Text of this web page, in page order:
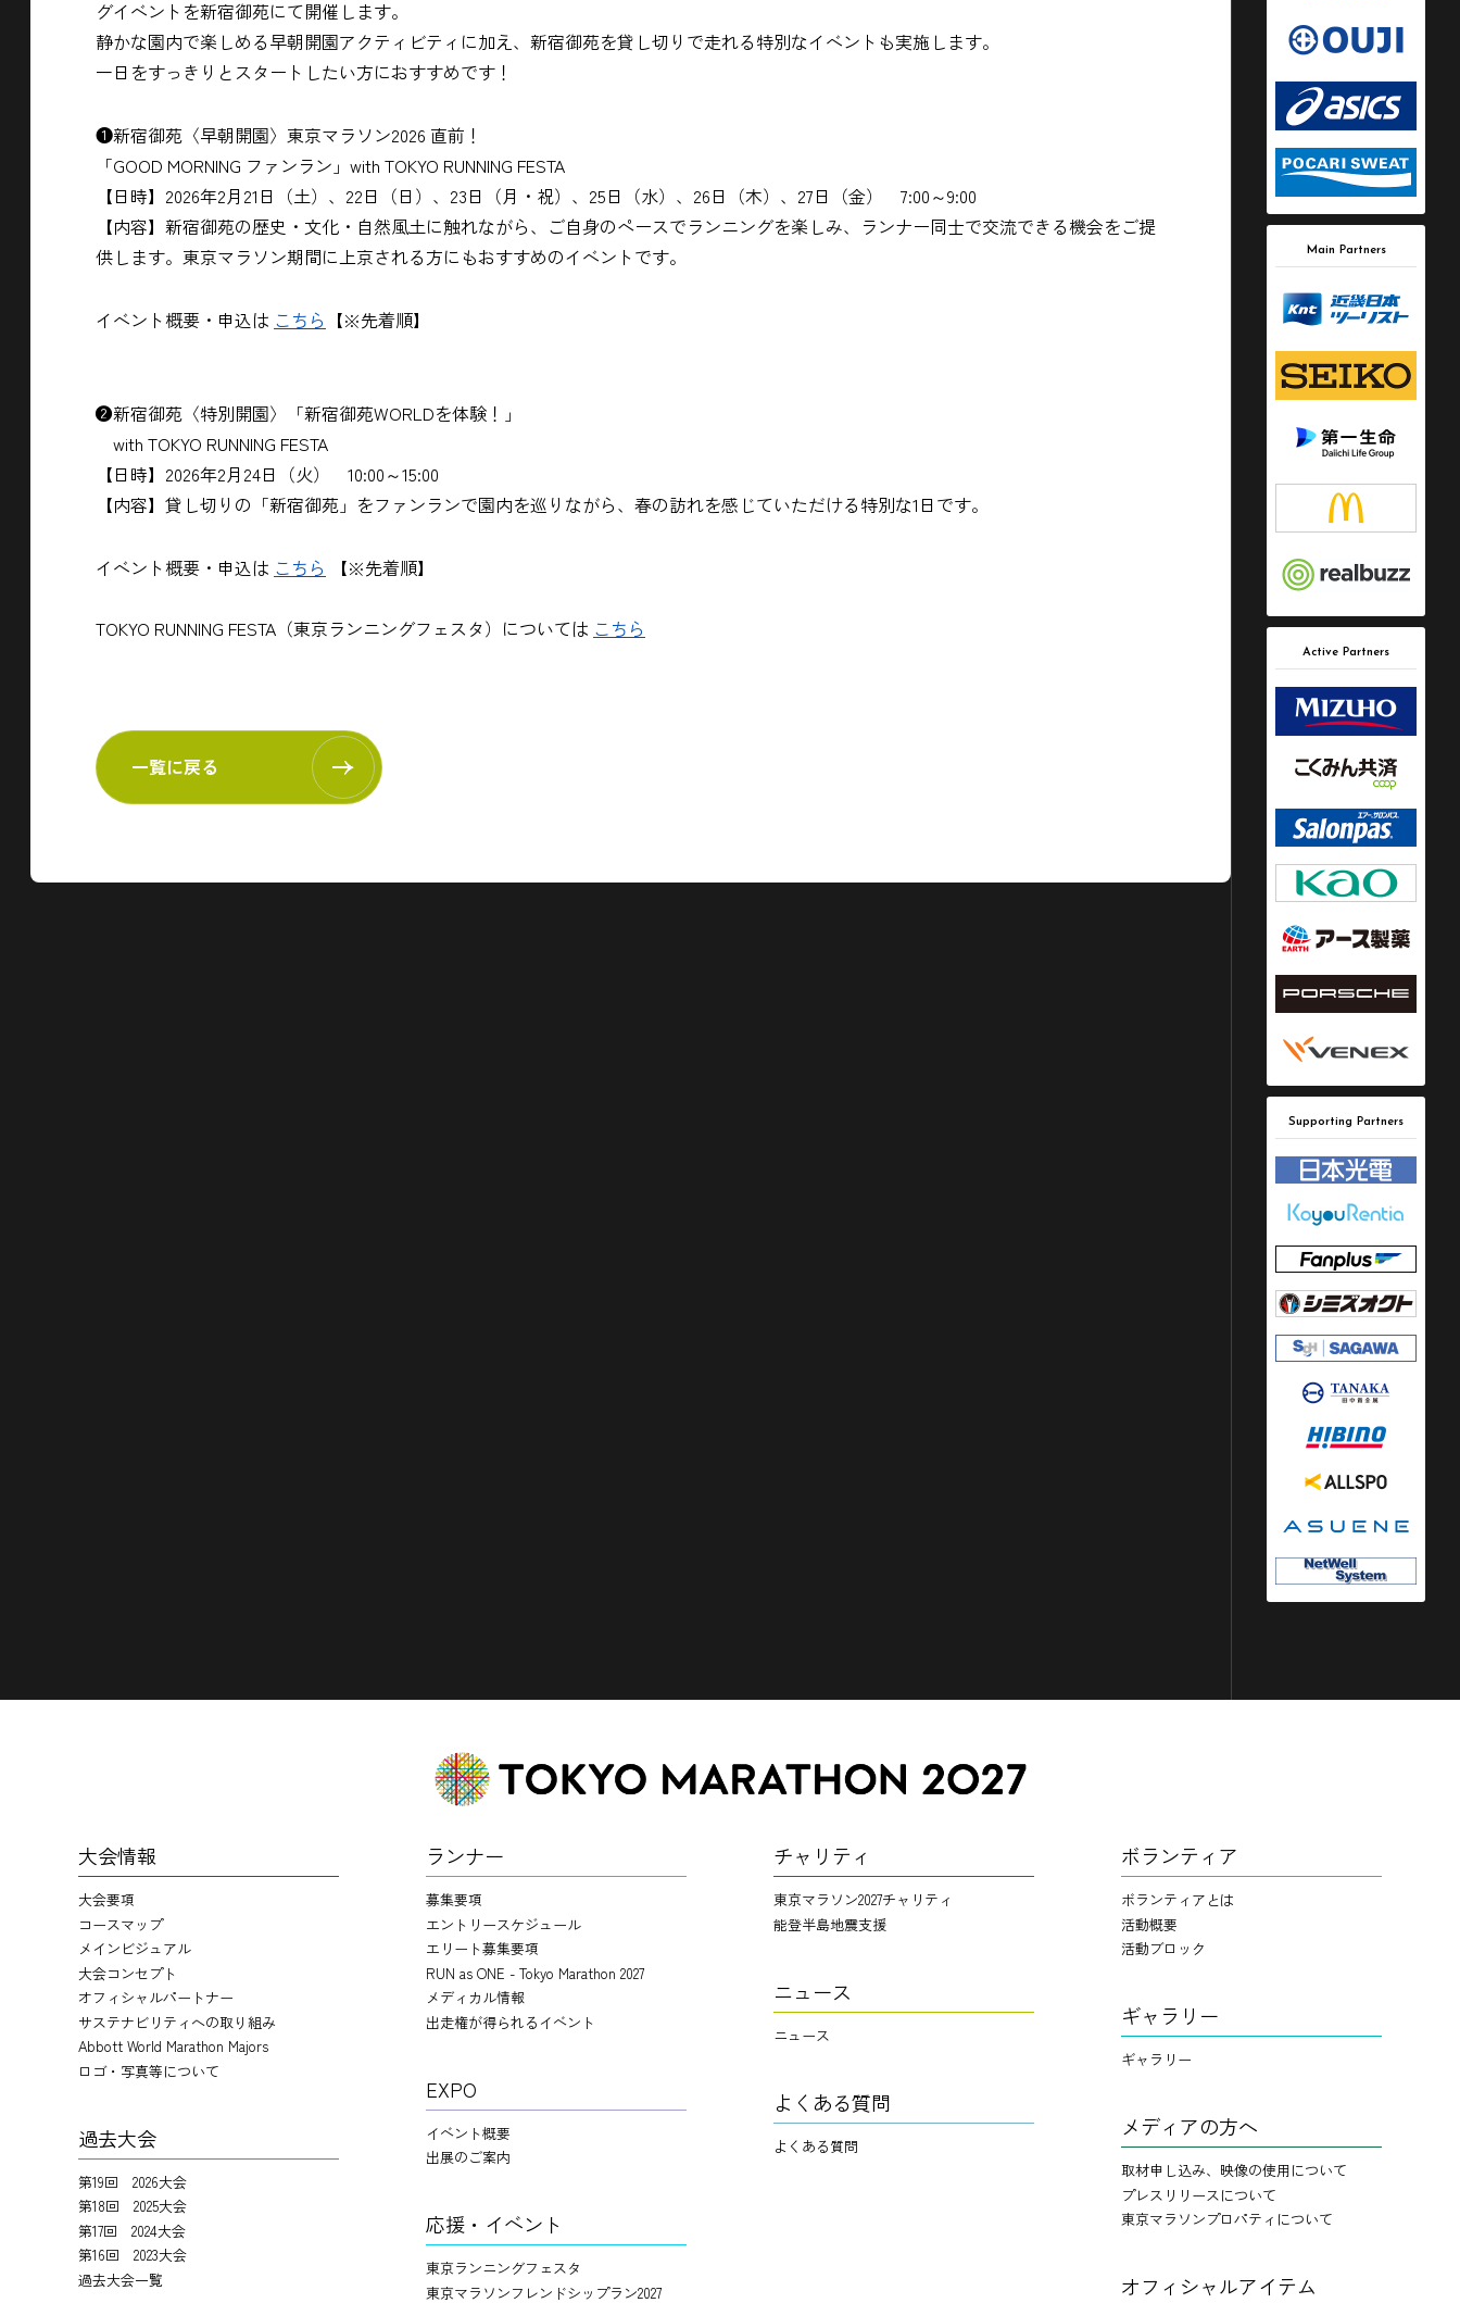
グイベントを新宿御苑にて開催します。
静かな園内で楽しめる早朝開園アクティビティに加え、新宿御苑を貸し切りで走れる特別なイベントも実施します。
一日をすっきりとスタートしたい方におすすめです！
❶新宿御苑〈早朝開園〉東京マラソン2026 直前！
「GOOD MORNING ファンラン」with TOKYO RUNNING FESTA
【日時】2026年2月21日（土）、22日（日）、23日（月・祝）、25日（水）、26日（木）、27日（金） 7:00～9:00
【内容】新宿御苑の歴史・文化・自然風土に触れながら、ご自身のペースでランニングを楽しみ、ランナー同士で交流できる機会をご提
供します。東京マラソン期間に上京される方にもおすすめのイベントです。
イベント概要・申込は こちら 【※先着順】
❷新宿御苑〈特別開園〉「新宿御苑WORLDを体験！」
with TOKYO RUNNING FESTA
【日時】2026年2月24日（火） 10:00～15:00
【内容】貸し切りの「新宿御苑」をファンランで園内を巡りながら、春の訪れを感じていただける特別な1日です。
イベント概要・申込は こちら 【※先着順】
TOKYO RUNNING FESTA（東京ランニングフェスタ）については こちら
一覧に戻る
Main Partners
Active Partners
Supporting Partners
大会情報
大会要項
コースマップ
メインビジュアル
大会コンセプト
オフィシャルパートナー
サステナビリティへの取り組み
Abbott World Marathon Majors
ロゴ・写真等について
過去大会
第19回 2026大会
第18回 2025大会
第17回 2024大会
第16回 2023大会
過去大会一覧
ランナー
募集要項
エントリースケジュール
エリート募集要項
RUN as ONE - Tokyo Marathon 2027
メディカル情報
出走権が得られるイベント
EXPO
イベント概要
出展のご案内
応援・イベント
東京ランニングフェスタ
東京マラソンフレンドシップラン2027
チャリティ
東京マラソン2027チャリティ
能登半島地震支援
ニュース
ニュース
よくある質問
よくある質問
ボランティア
ボランティアとは
活動概要
活動ブロック
ギャラリー
ギャラリー
メディアの方へ
取材申し込み、映像の使用について
プレスリリースについて
東京マラソンプロパティについて
オフィシャルアイテム